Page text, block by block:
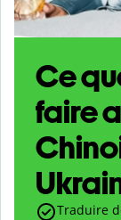
Ce
faire
Traduire